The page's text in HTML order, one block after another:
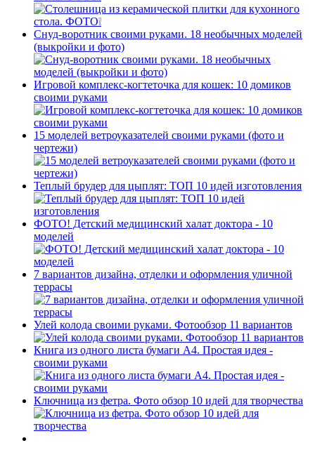
Снуд-воротник своими руками. 18 необычных моделей
(выкройки и фото)
Игровой комплекс-когтеточка для кошек: 10 домиков
своими руками
15 моделей ветроуказателей своими руками (фото и
чертежи)
Теплый брудер для цыплят: ТОП 10 идей изготовления
ФОТО! Детский медицинский халат доктора - 10
моделей
7 вариантов дизайна, отделки и оформления уличной
террасы
Улей колода своими руками. Фотообзор 11 вариантов
Книга из одного листа бумаги А4. Простая идея -
своими руками
Ключница из фетра. Фото обзор 10 идей для творчества